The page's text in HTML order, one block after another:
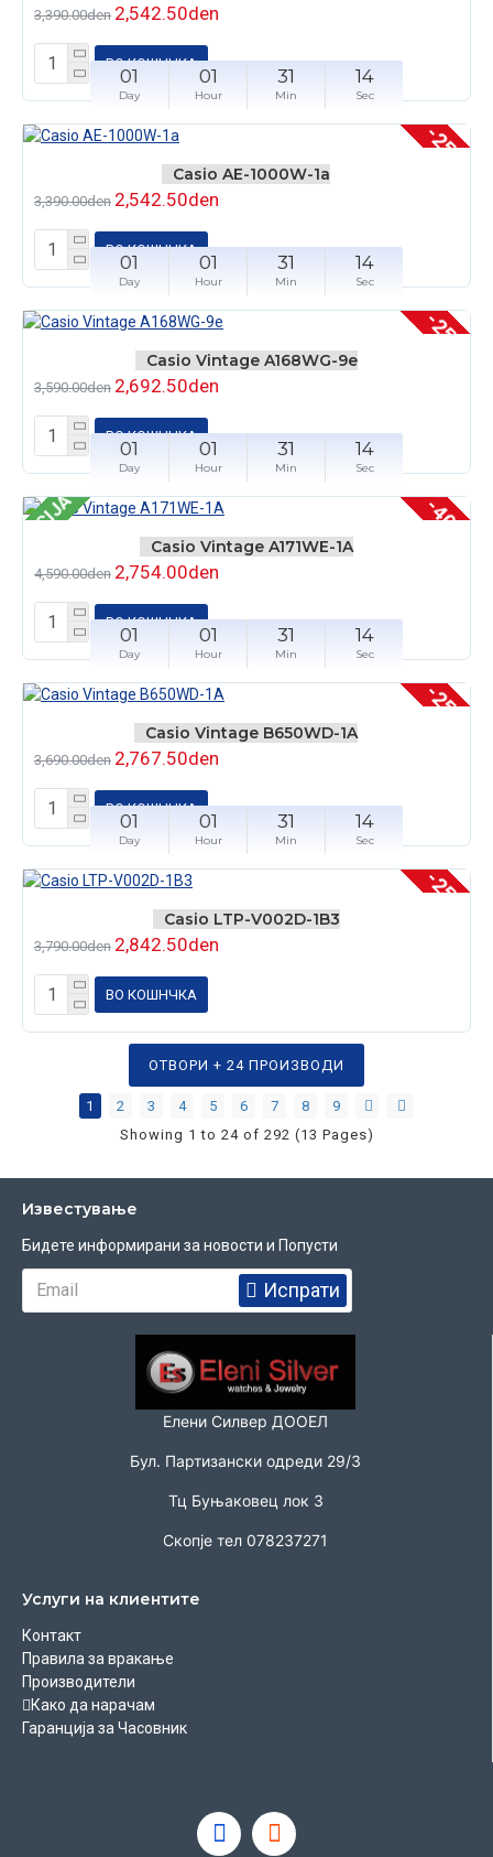
3,390.00den 2,542.50den
ВО КОШНЧКА
-25 %
01
Day
01
Hour
31
Min
14
Sec
Casio AE-1000W-1a
3,390.00den 2,542.50den
ВО КОШНЧКА
-25 %
01
Day
01
Hour
31
Min
14
Sec
Casio Vintage A168WG-9e
3,590.00den 2,692.50den
ВО КОШНЧКА
AKCIJA -40 %
01
Day
01
Hour
31
Min
14
Sec
Casio Vintage A171WE-1A
4,590.00den 2,754.00den
ВО КОШНЧКА
-25 %
01
Day
01
Hour
31
Min
14
Sec
Casio Vintage B650WD-1A
3,690.00den 2,767.50den
ВО КОШНЧКА
-25 %
01
Day
01
Hour
31
Min
14
Sec
Casio LTP-V002D-1B3
3,790.00den 2,842.50den
ВО КОШНЧКА
ОТВОРИ + 24 ПРОИЗВОДИ
1 2 3 4 5 6 7 8
9
Showing 1 to 24 of 292 (13 Pages)
Известувањe
Бидете информирани за новости и Попусти
Испрати
Елени Силвер ДООЕЛ
Бул. Партизански одреди 29/3
Тц Буњаковец лок 3
Скопје тел 078237271
Услуги на клиентите
Контакт
Правила за вракање
Производители
Како да нарачам
Гаранција за Часовник